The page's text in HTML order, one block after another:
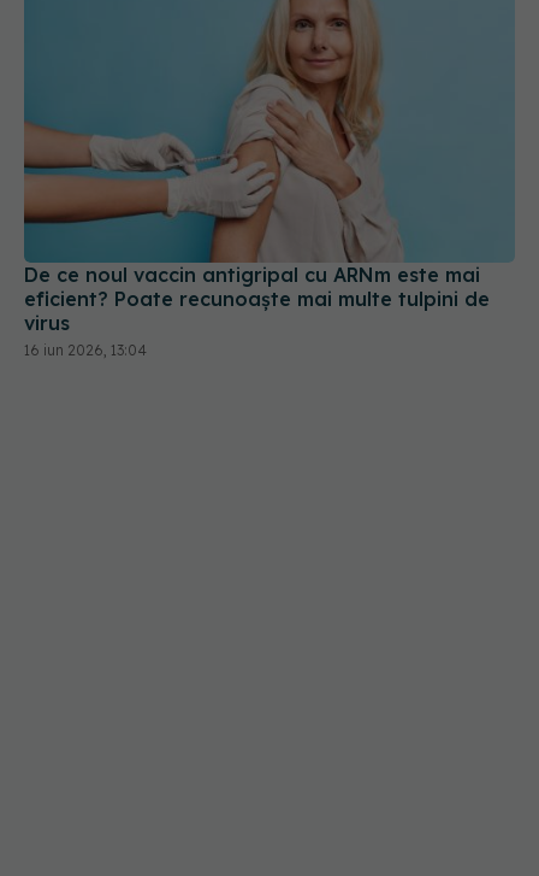
De ce noul vaccin antigripal cu ARNm este mai
eficient? Poate recunoaște mai multe tulpini de
virus
16 iun 2026, 13:04